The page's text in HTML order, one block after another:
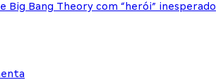
Big Bang Theory com “herói” inesperado